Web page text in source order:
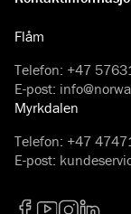
Flåm
Telefon: +47
E-post:
Myrkdalen
Telefon: +47
E-post: